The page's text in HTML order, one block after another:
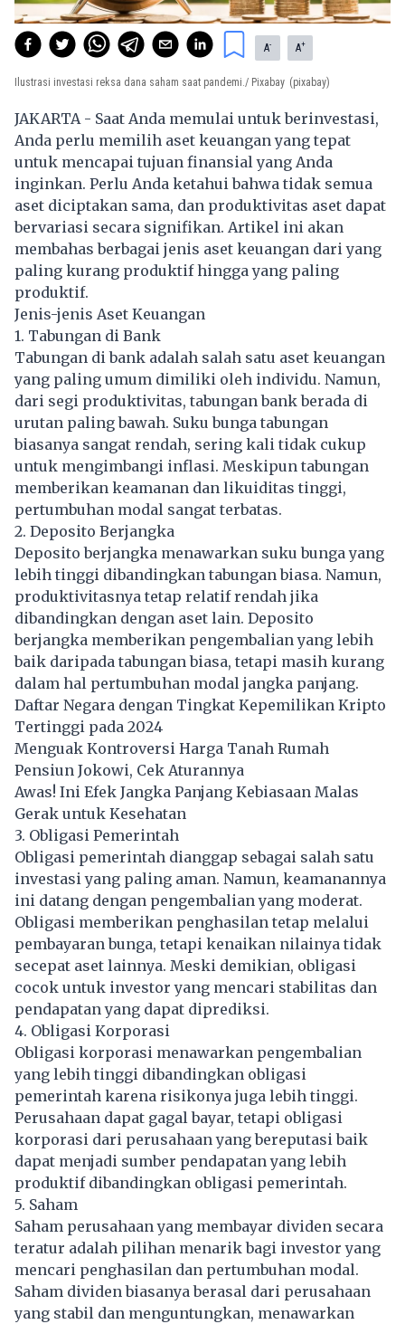
A- A+
Ilustrasi investasi reksa dana saham saat pandemi./ Pixabay (pixabay)
JAKARTA - Saat Anda memulai untuk berinvestasi,
Anda perlu memilih aset keuangan yang tepat
untuk mencapai tujuan finansial yang Anda
inginkan. Perlu Anda ketahui bahwa tidak semua
aset diciptakan sama, dan produktivitas aset dapat
bervariasi secara signifikan. Artikel ini akan
membahas berbagai jenis aset keuangan dari yang
paling kurang produktif hingga yang paling
produktif.
Jenis-jenis Aset Keuangan
1. Tabungan di Bank
Tabungan di bank adalah salah satu aset keuangan
yang paling umum dimiliki oleh individu. Namun,
dari segi produktivitas, tabungan bank berada di
urutan paling bawah. Suku bunga tabungan
biasanya sangat rendah, sering kali tidak cukup
untuk mengimbangi inflasi. Meskipun tabungan
memberikan keamanan dan likuiditas tinggi,
pertumbuhan modal sangat terbatas.
2. Deposito Berjangka
Deposito berjangka menawarkan suku bunga yang
lebih tinggi dibandingkan tabungan biasa. Namun,
produktivitasnya tetap relatif rendah jika
dibandingkan dengan aset lain. Deposito
berjangka memberikan pengembalian yang lebih
baik daripada tabungan biasa, tetapi masih kurang
dalam hal pertumbuhan modal jangka panjang.
Daftar Negara dengan Tingkat Kepemilikan Kripto
Tertinggi pada 2024
Menguak Kontroversi Harga Tanah Rumah
Pensiun Jokowi, Cek Aturannya
Awas! Ini Efek Jangka Panjang Kebiasaan Malas
Gerak untuk Kesehatan
3. Obligasi Pemerintah
Obligasi pemerintah dianggap sebagai salah satu
investasi yang paling aman. Namun, keamanannya
ini datang dengan pengembalian yang moderat.
Obligasi memberikan penghasilan tetap melalui
pembayaran bunga, tetapi kenaikan nilainya tidak
secepat aset lainnya. Meski demikian, obligasi
cocok untuk investor yang mencari stabilitas dan
pendapatan yang dapat diprediksi.
4. Obligasi Korporasi
Obligasi korporasi menawarkan pengembalian
yang lebih tinggi dibandingkan obligasi
pemerintah karena risikonya juga lebih tinggi.
Perusahaan dapat gagal bayar, tetapi obligasi
korporasi dari perusahaan yang bereputasi baik
dapat menjadi sumber pendapatan yang lebih
produktif dibandingkan obligasi pemerintah.
5. Saham
Saham perusahaan yang membayar dividen secara
teratur adalah pilihan menarik bagi investor yang
mencari penghasilan dan pertumbuhan modal.
Saham dividen biasanya berasal dari perusahaan
yang stabil dan menguntungkan, menawarkan